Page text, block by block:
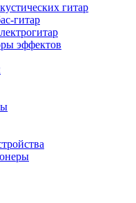
гитар
гитар
эффектов